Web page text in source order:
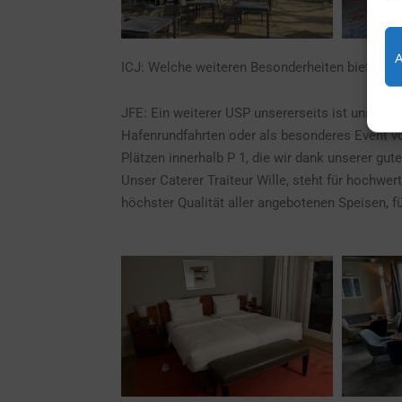
ICJ: Welche weiteren Besonderheiten bietet
JFE: Ein weiterer USP unsererseits ist unsere
Hafenrundfahrten oder als besonderes Event
Plätzen innerhalb P 1, die wir dank unserer
Unser Caterer Traiteur Wille, steht für
höchster Qualität aller angebotenen Speisen,